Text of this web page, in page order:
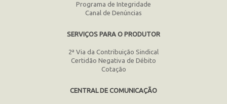
Programa de Integridade
Canal de Denúncias
SERVIÇOS PARA O PRODUTOR
2ª Via da Contribuição Sindical
Certidão Negativa de Débito
Cotação
CENTRAL DE COMUNICAÇÃO